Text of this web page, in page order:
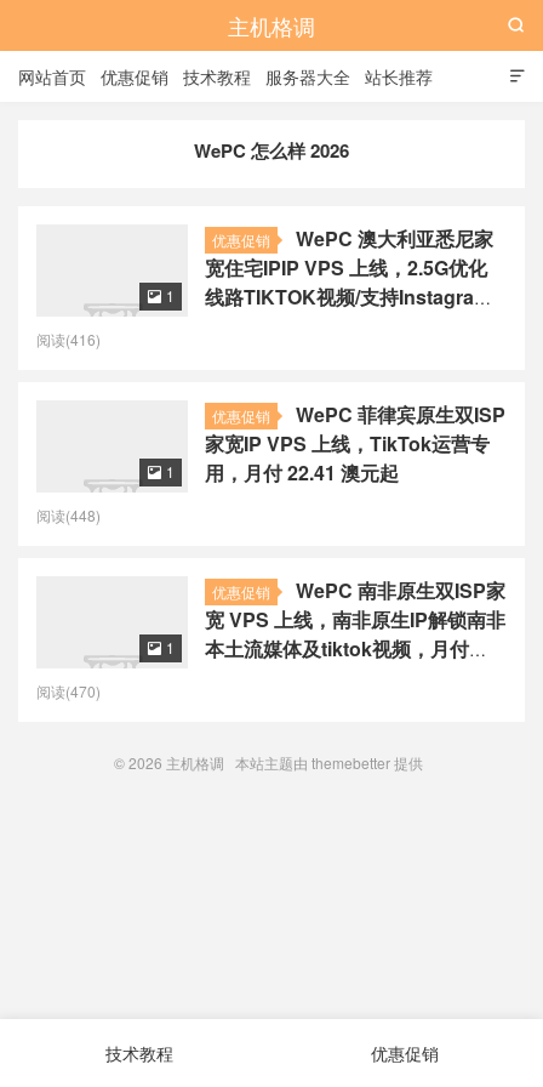
主机格调

网站首页 优惠促销 技术教程 服务器大全 站长推荐

WePC 怎么样 2026
优惠促销
WePC 澳大利亚悉尼家
宽住宅IPIP VPS 上线，2.5G优化
线路TIKTOK视频/支持Instagram
 1
阅读(416)
优惠促销
WePC 菲律宾原生双ISP
家宽IP VPS 上线，TikTok运营专
用，月付 22.41 澳元起
 1
阅读(448)
优惠促销
WePC 南非原生双ISP家
宽 VPS 上线，南非原生IP解锁南非
本土流媒体及tiktok视频，月付
 1
阅读(470)
© 2026 主机格调 本站主题由 themebetter提供
技术教程 优惠促销